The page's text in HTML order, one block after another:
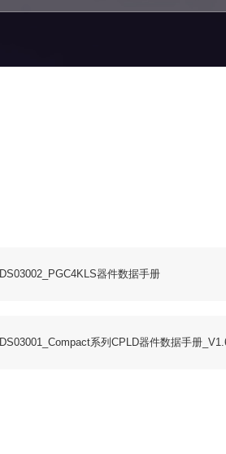
DS03002_PGC4KLS器件数据手册
DS03001_Compact系列CPLD器件数据手册